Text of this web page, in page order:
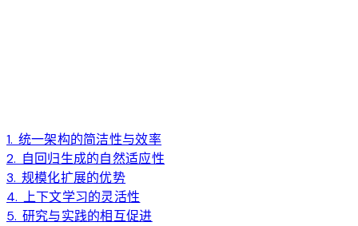
1. 统一架构的简洁性与效率
2. 自回归生成的自然适应性
3. 规模化扩展的优势
4. 上下文学习的灵活性
5. 研究与实践的相互促进